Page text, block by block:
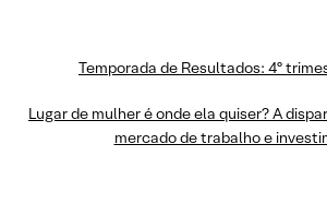
Temporada de Resultados: 4º
Lugar de mulher é onde ela quiser? A
mercado de trabalho e